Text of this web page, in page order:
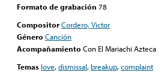
Formato de grabación 78
CompositorCordero, Victor
Género Canción
Acompañamiento Con El Mariachi Azteca
Temas love,dismissal, breakup,complaint